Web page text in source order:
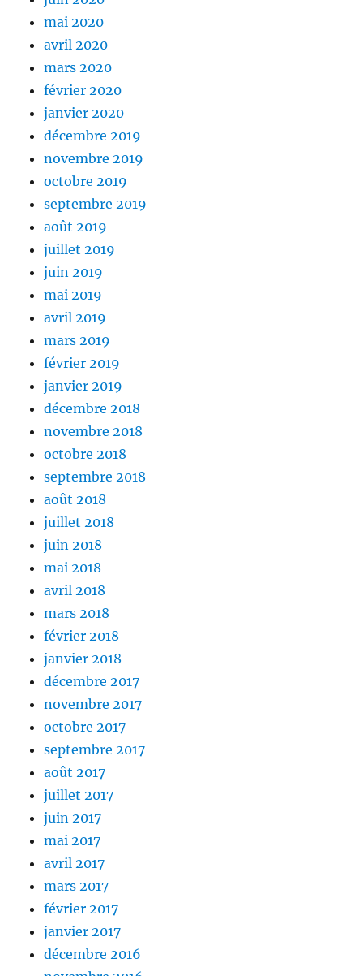
mai 2020
avril 2020
mars 2020
février 2020
janvier 2020
décembre 2019
novembre 2019
octobre 2019
septembre 2019
août 2019
juillet 2019
juin 2019
mai 2019
avril 2019
mars 2019
février 2019
janvier 2019
décembre 2018
novembre 2018
octobre 2018
septembre 2018
août 2018
juillet 2018
juin 2018
mai 2018
avril 2018
mars 2018
février 2018
janvier 2018
décembre 2017
novembre 2017
octobre 2017
septembre 2017
août 2017
juillet 2017
juin 2017
mai 2017
avril 2017
mars 2017
février 2017
janvier 2017
décembre 2016